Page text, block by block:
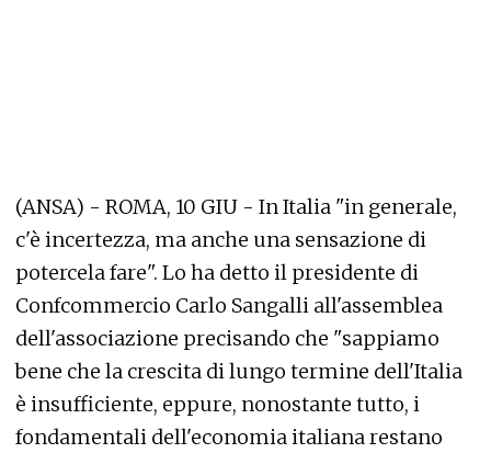
(ANSA) - ROMA, 10 GIU - In Italia "in generale,
c'è incertezza, ma anche una sensazione di
potercela fare". Lo ha detto il presidente di
Confcommercio Carlo Sangalli all'assemblea
dell'associazione precisando che "sappiamo
bene che la crescita di lungo termine dell'Italia
è insufficiente, eppure, nonostante tutto, i
fondamentali dell'economia italiana restano